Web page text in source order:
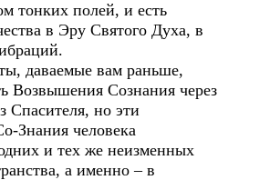
тонких полей, и есть
в Эру Святого Духа, в
даваемые вам раньше,
Возвышения Сознания через
Спасителя, но эти
Знания человека
и тех же неизменных
а именно – в